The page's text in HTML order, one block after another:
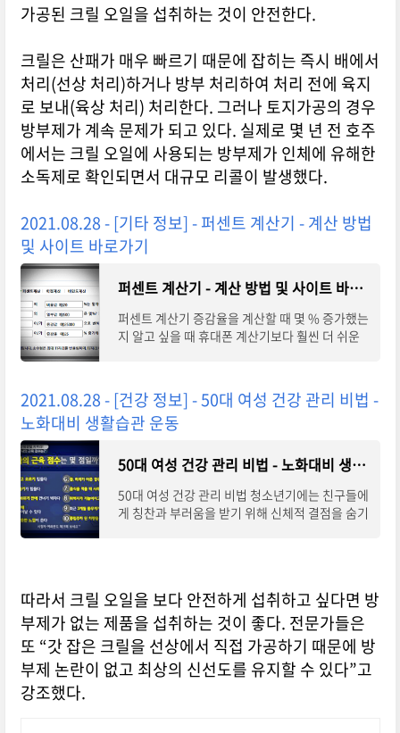
가공된 크릴 오일을 섭취하는 것이 안전한다.
크릴은 산패가 매우 빠르기 때문에 잡히는 즉시 배에서
처리(선상 처리)하거나 방부 처리하여 처리 전에 육지
로 보내(육상 처리) 처리한다. 그러나 토지가공의 경우
방부제가 계속 문제가 되고 있다. 실제로 몇 년 전 호주
에서는 크릴 오일에 사용되는 방부제가 인체에 유해한
소독제로 확인되면서 대규모 리콜이 발생했다.
2021.08.28 - [기타 정보] - 퍼센트 계산기 - 계산 방법
및 사이트 바로가기
퍼센트 계산기 - 계산 방법 및 사이트 바로가기
퍼센트 계산기 증감율을 계산할 때 몇 % 증가했는
지 알고 싶을 때 휴대폰 계산기보다 훨씬 더 쉬운
2021.08.28 - [건강 정보] - 50대 여성 건강 관리 비법 -
노화대비 생활습관 운동
50대 여성 건강 관리 비법 - 노화대비 생활습관 운동
50대 여성 건강 관리 비법 청소년기에는 친구들에
게 칭찬과 부러움을 받기 위해 신체적 결점을 숨기
따라서 크릴 오일을 보다 안전하게 섭취하고 싶다면 방
부제가 없는 제품을 섭취하는 것이 좋다. 전문가들은
또 “갓 잡은 크릴을 선상에서 직접 가공하기 때문에 방
부제 논란이 없고 최상의 신선도를 유지할 수 있다”고
강조했다.